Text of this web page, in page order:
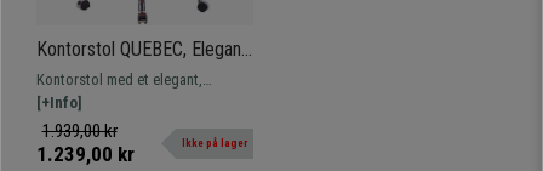
Kontorstol QUEBEC, Elegant
og Komfortabel, i Orange
Læder
Kontorstol med et elegant,
moderne og imponerende design,
der kombinerer komfort og
materialer af høj kvalitet.
[+Info]
1.939,00 kr
1.239,00 kr Ikke på lager